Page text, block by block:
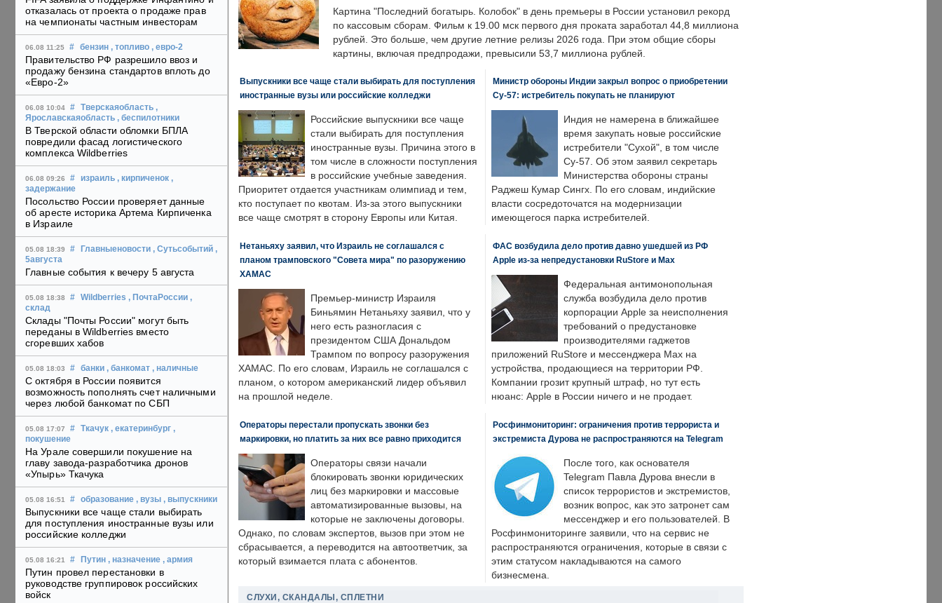
отказалась от проекта о продаже прав
на чемпионаты частным инвесторам
06.08 11:25 # бензин , топливо , евро-2
Правительство РФ разрешило ввоз и
продажу бензина стандартов вплоть до
«Евро-2»
06.08 10:04 # Тверскаяобласть ,
Ярославскаяобласть , беспилотники
В Тверской области обломки БПЛА
повредили фасад логистического
комплекса Wildberries
06.08 09:26 # израиль , кирпиченок ,
задержание
Посольство России проверяет данные
об аресте историка Артема Кирпиченка
в Израиле
05.08 18:39 # Главныеновости , Сутьсобытий ,
5августа
Главные события к вечеру 5 августа
05.08 18:38 # Wildberries , ПочтаРоссии ,
склад
Склады "Почты России" могут быть
переданы в Wildberries вместо
сгоревших хабов
05.08 18:03 # банки , банкомат , наличные
С октября в России появится
возможность пополнять счет наличными
через любой банкомат по СБП
05.08 17:07 # Ткачук , екатеринбург ,
покушение
На Урале совершили покушение на
главу завода-разработчика дронов
«Упырь» Ткачука
05.08 16:51 # образование , вузы , выпускники
Выпускники все чаще стали выбирать
для поступления иностранные вузы или
российские колледжи
05.08 16:21 # Путин , назначение , армия
Путин провел перестановки в
руководстве группировок российских
войск
Картина "Последний богатырь. Колобок" в день премьеры в России установил рекорд
по кассовым сборам. Фильм к 19.00 мск первого дня проката заработал 44,8 миллиона
рублей. Это больше, чем другие летние релизы 2026 года. При этом общие сборы
картины, включая предпродажи, превысили 53,7 миллиона рублей.
Выпускники все чаще стали выбирать для поступления
иностранные вузы или российские колледжи
Российские выпускники все чаще
стали выбирать для поступления
иностранные вузы. Причина этого в
том числе в сложности поступления
в российские учебные заведения.
Приоритет отдается участникам олимпиад и тем,
кто поступает по квотам. Из-за этого выпускники
все чаще смотрят в сторону Европы или Китая.
Министр обороны Индии закрыл вопрос о приобретении
Су-57: истребитель покупать не планируют
Индия не намерена в ближайшее
время закупать новые российские
истребители "Сухой", в том числе
Су-57. Об этом заявил секретарь
Министерства обороны страны
Раджеш Кумар Сингх. По его словам, индийские
власти сосредоточатся на модернизации
имеющегося парка истребителей.
Нетаньяху заявил, что Израиль не соглашался с
планом трамповского "Совета мира" по разоружению
ХАМАС
Премьер-министр Израиля
Биньямин Нетаньяху заявил, что у
него есть разногласия с
президентом США Дональдом
Трампом по вопросу разоружения
ХАМАС. По его словам, Израиль не соглашался с
планом, о котором американский лидер объявил
на прошлой неделе.
ФАС возбудила дело против давно ушедшей из РФ
Apple из-за непредустановки RuStore и Max
Федеральная антимонопольная
служба возбудила дело против
корпорации Apple за неисполнения
требований о предустановке
производителями гаджетов
приложений RuStore и мессенджера Max на
устройства, продающиеся на территории РФ.
Компании грозит крупный штраф, но тут есть
нюанс: Apple в России ничего и не продает.
Операторы перестали пропускать звонки без
маркировки, но платить за них все равно приходится
Операторы связи начали
блокировать звонки юридических
лиц без маркировки и массовые
автоматизированные вызовы, на
которые не заключены договоры.
Однако, по словам экспертов, вызов при этом не
сбрасывается, а переводится на автоответчик, за
который взимается плата с абонентов.
Росфинмониторинг: ограничения против террориста и
экстремиста Дурова не распространяются на Telegram
После того, как основателя
Telegram Павла Дурова внесли в
список террористов и экстремистов,
возник вопрос, как это затронет сам
мессенджер и его пользователей. В
Росфинмониторинге заявили, что на сервис не
распространяются ограничения, которые в связи с
этим статусом накладываются на самого
бизнесмена.
СЛУХИ, СКАНДАЛЫ, СПЛЕТНИ